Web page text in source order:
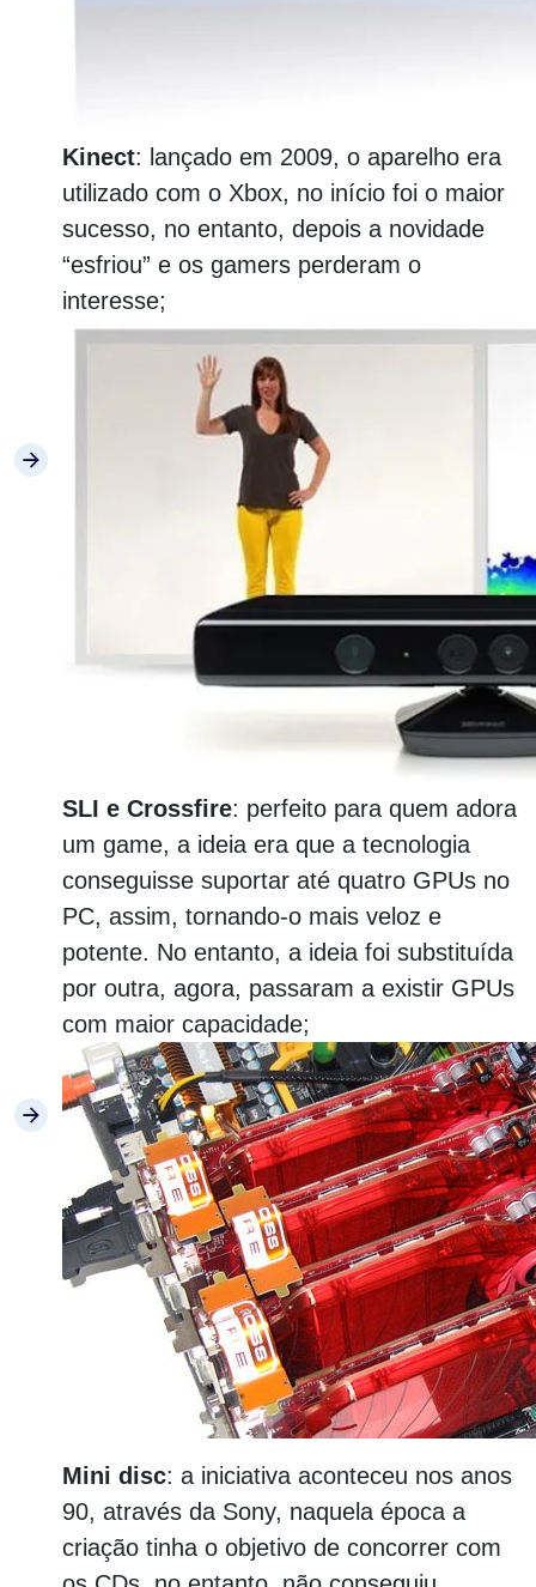
Kinect: lançado em 2009, o aparelho era
utilizado com o Xbox, no início foi o maior
sucesso, no entanto, depois a novidade
“esfriou” e os gamers perderam o
interesse;
SLI e Crossfire: perfeito para quem adora
um game, a ideia era que a tecnologia
conseguisse suportar até quatro GPUs no
PC, assim, tornando-o mais veloz e
potente. No entanto, a ideia foi substituída
por outra, agora, passaram a existir GPUs
com maior capacidade;
Mini disc: a iniciativa aconteceu nos anos
90, através da Sony, naquela época a
criação tinha o objetivo de concorrer com